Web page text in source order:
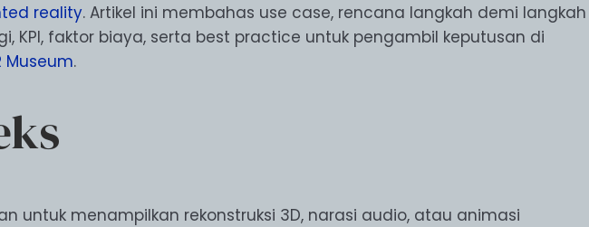
reality. Artikel ini membahas use case, rencana langkah demi langkah
faktor biaya, serta best practice untuk pengambil keputusan di
Museum.
untuk menampilkan rekonstruksi 3D, narasi audio, atau animasi